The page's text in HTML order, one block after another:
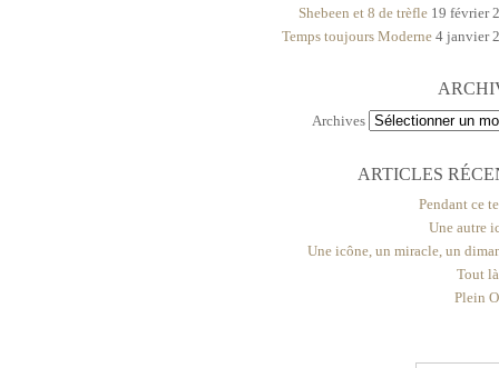
Shebeen et 8 de trèfle 19 février
Temps toujours Moderne 4 janvier
Archives
ARTICLES
Pendant ce
Une autre
Une icône, un miracle, un
Tout
Plein